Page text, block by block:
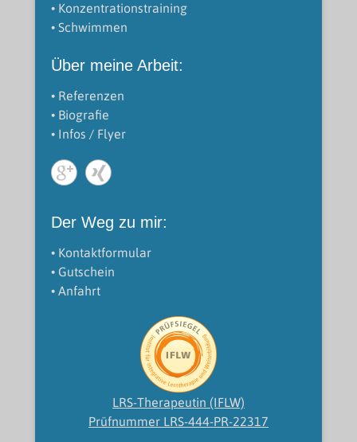
• Konzentrationstraining
• Schwimmen
Über meine Arbeit:
• Referenzen
• Biografie
• Infos / Flyer
Der Weg zu mir:
• Kontaktformular
• Gutschein
• Anfahrt
LRS-Therapeutin (IFLW)
Prüfnummer LRS-444-PR-22317